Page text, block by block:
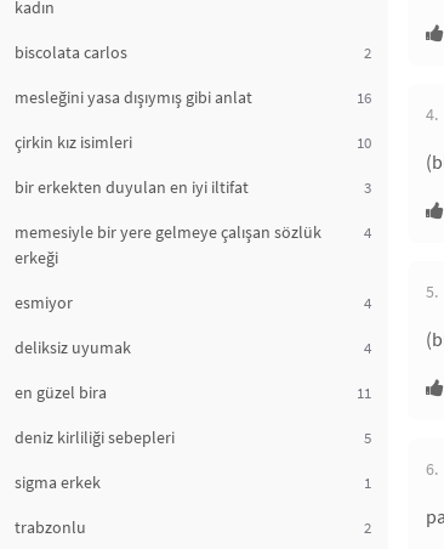
kadın
biscolata carlos 2
mesleğini yasa dışıymış gibi anlat 16
çirkin kız isimleri 10
bir erkekten duyulan en iyi iltifat 3
memesiyle bir yere gelmeye çalışan sözlük
erkeği
4
esmiyor 4
deliksiz uyumak 4
en güzel bira 11
deniz kirliliği sebepleri 5
sigma erkek 1
trabzonlu 2
4.
5.
6.